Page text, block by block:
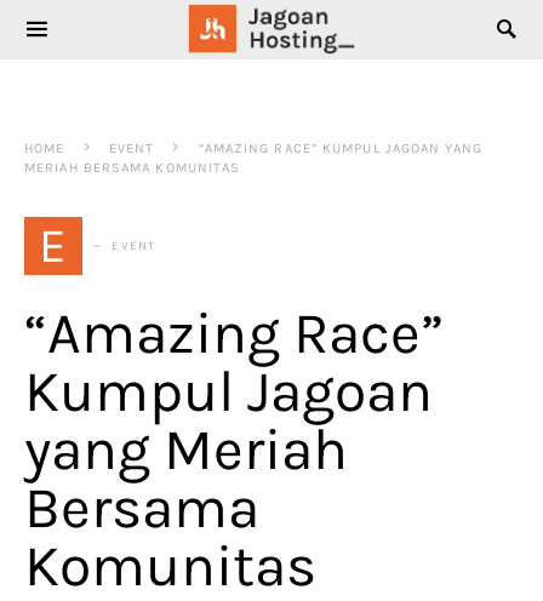
SEARCH FOR:
HOME EVENT
“AMAZING RACE” KUMPUL JAGOAN YANG
MERIAH BERSAMA KOMUNITAS
E EVENT
“Amazing Race”
Kumpul Jagoan
yang Meriah
Bersama
Komunitas